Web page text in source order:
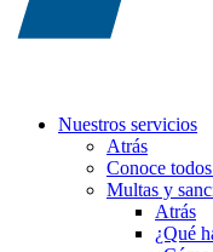
Nuestros servicios
Atrás
Conoce
Multas y
Atrás
¿Qué